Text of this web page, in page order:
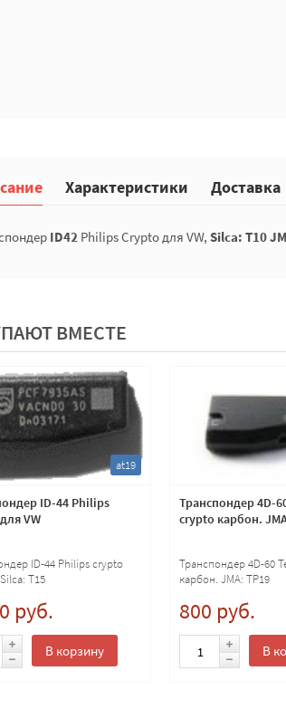
Характеристики Доставка
ID42 Philips Crypto для VW, Silca: T10
ВМЕСТЕ
at19
ID-44 Philips
VW
ID-44 Philips crypto
T15
руб.
В корзину
Транспондер 4D-
crypto карбон.
Транспондер 4D-60
карбон. JMA: TP19
800 руб.
В